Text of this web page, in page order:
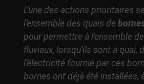
L’une des actions prioritaires
l’ensemble des quais de
pour permettre à l’ensemble
fluviaux, lorsqu’ils sont à quai,
l’électricité fournie par ces
bornes ont déjà été installées,